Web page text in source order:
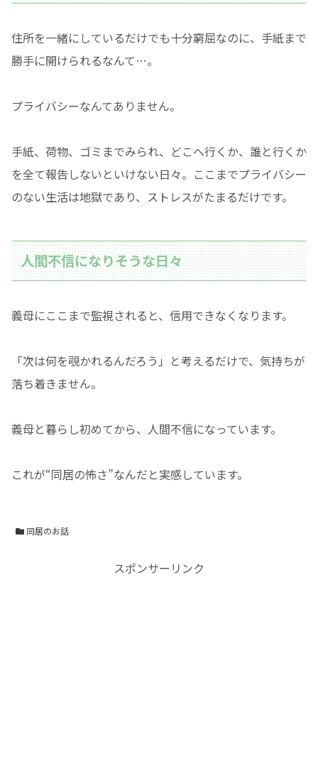
住所を一緒にしているだけでも十分窮屈なのに、手紙まで
勝手に開けられるなんて…。
プライバシーなんてありません。
手紙、荷物、ゴミまでみられ、どこへ行くか、誰と行くか
を全て報告しないといけない日々。ここまでプライバシー
のない生活は地獄であり、ストレスがたまるだけです。
人間不信になりそうな日々
義母にここまで監視されると、信用できなくなります。
「次は何を覗かれるんだろう」と考えるだけで、気持ちが
落ち着きません。
義母と暮らし初めてから、人間不信になっています。
これが“同居の怖さ”なんだと実感しています。
同居のお話
スポンサーリンク